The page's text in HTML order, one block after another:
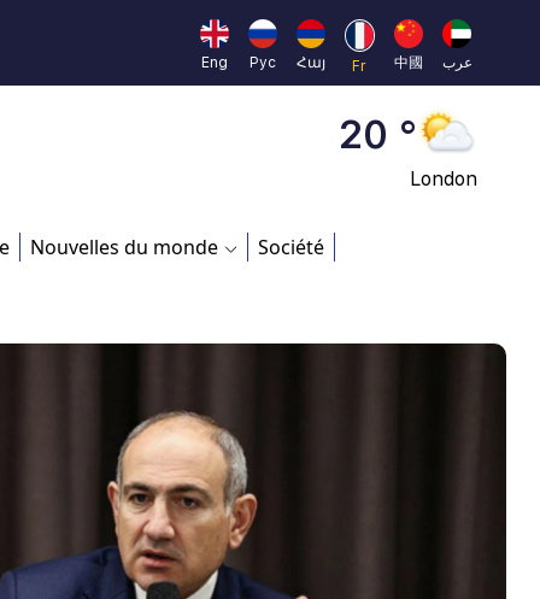
Eng
Рус Հայ Fr 中國 عرب 45 °
Dubai
20 °
London
Nouvelles du monde Société